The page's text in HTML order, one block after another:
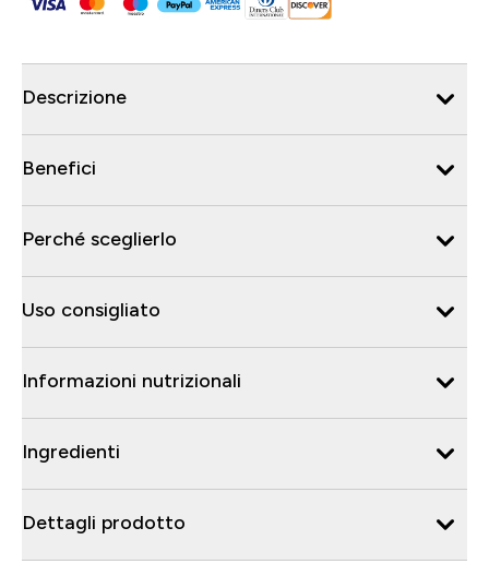
Descrizione
Benefici
Perché sceglierlo
Uso consigliato
Informazioni nutrizionali
Ingredienti
Dettagli prodotto